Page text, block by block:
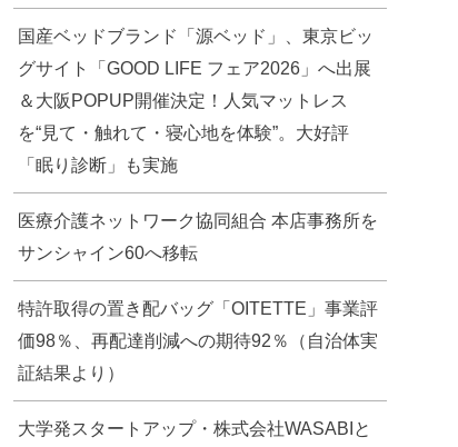
国産ベッドブランド「源ベッド」、東京ビッ
グサイト「GOOD LIFE フェア2026」へ出展
＆大阪POPUP開催決定！人気マットレス
を“見て・触れて・寝心地を体験”。大好評
「眠り診断」も実施
医療介護ネットワーク協同組合 本店事務所を
サンシャイン60へ移転
特許取得の置き配バッグ「OITETTE」事業評
価98％、再配達削減への期待92％（自治体実
証結果より）
大学発スタートアップ・株式会社WASABIと